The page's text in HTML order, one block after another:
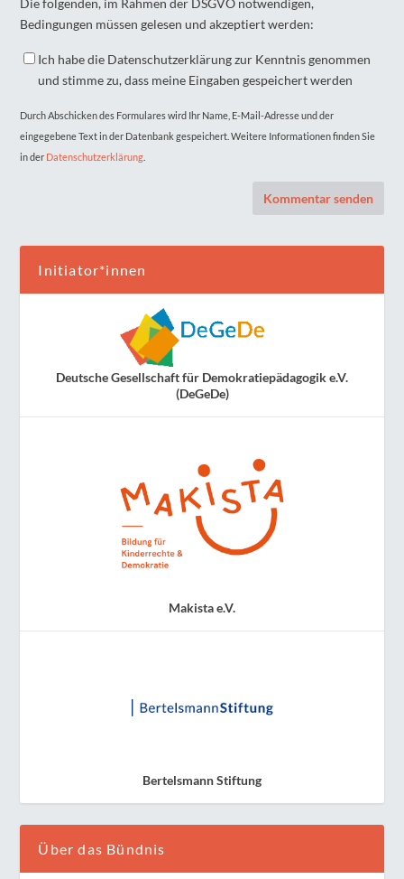
Die folgenden, im Rahmen der DSGVO notwendigen,
Bedingungen müssen gelesen und akzeptiert werden:
Ich habe die Datenschutzerklärung zur Kenntnis genommen
und stimme zu, dass meine Eingaben gespeichert werden
Durch Abschicken des Formulares wird Ihr Name, E-Mail-Adresse und der
eingegebene Text in der Datenbank gespeichert. Weitere Informationen finden Sie
in der Datenschutzerklärung
Initiator*innen
Deutsche Gesellschaft für Demokratiepädagogik e.V.
(DeGeDe)
Makista e.V.
Bertelsmann Stiftung
Über das Bündnis